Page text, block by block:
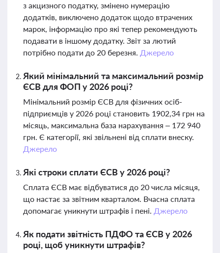
з акцизного податку, змінено нумерацію
додатків, виключено додаток щодо втрачених
марок, інформацію про які тепер рекомендують
подавати в іншому додатку. Звіт за лютий
потрібно подати до 20 березня. Джерело
Який мінімальний та максимальний розмір
ЄСВ для ФОП у 2026 році?
Мінімальний розмір ЄСВ для фізичних осіб-
підприємців у 2026 році становить 1902,34 грн на
місяць, максимальна база нарахування – 172 940
грн. Є категорії, які звільнені від сплати внеску.
Джерело
Які строки сплати ЄСВ у 2026 році?
Сплата ЄСВ має відбуватися до 20 числа місяця,
що настає за звітним кварталом. Вчасна сплата
допомагає уникнути штрафів і пені. Джерело
Як подати звітність ПДФО та ЄСВ у 2026
році, щоб уникнути штрафів?